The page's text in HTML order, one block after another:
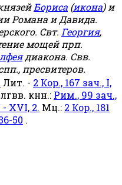
Бориса (икона) и
Романа и Давида.
Свт. Георгия,
мощей прп.
диакона. Свв.
пресвитеров.
Лит. - 2 Кор., 167 зач., I,
кнн.: Рим., 99 зач.,
- XVI, 2. Мц.: 2 Кор., 181
50 .